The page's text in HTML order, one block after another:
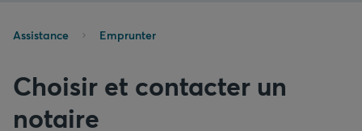
Assistance Emprunter
Choisir et contacter un
notaire